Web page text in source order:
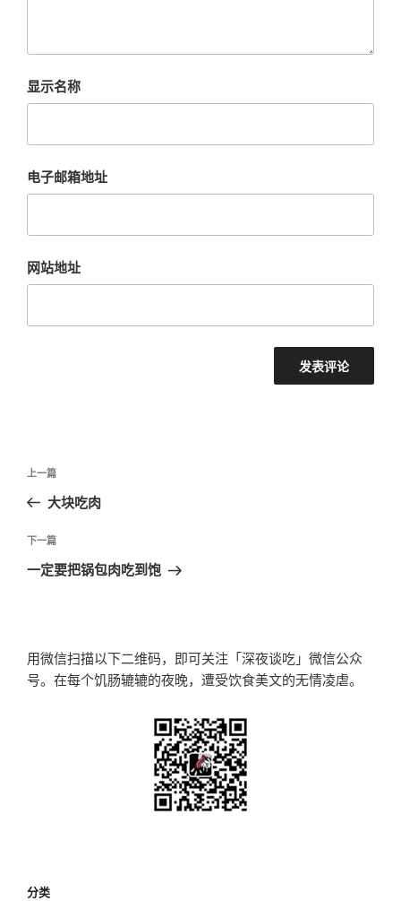
显示名称
电子邮箱地址
网站地址
文
导
航
上
一
文
上一篇
大块吃肉
下
一
下一篇
一定要把锅包肉吃到饱
用微信扫描以下二维码，即可关注「深夜谈吃」微信公众
号。在每个饥肠辘辘的夜晚，遭受饮食美文的无情凌虐。
分类